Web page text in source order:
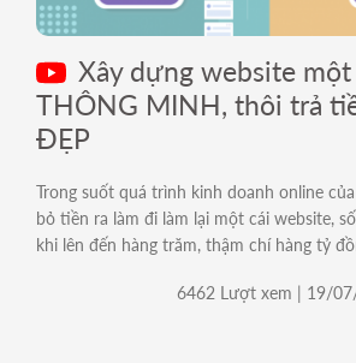
For Internal
Xây dựng website một
THÔNG MINH, thôi trả
ĐẸP
Trong suốt quá trình kinh doanh online
bỏ tiền ra làm đi làm lại một cái website,
khi lên đến hàng trăm, thậm chí hàng tỷ
6462 Lượt xem | 19/